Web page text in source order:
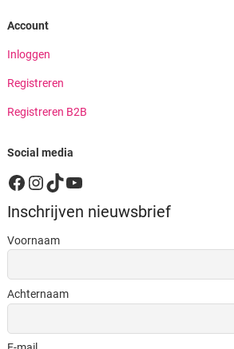
Account
Inloggen
Registreren
Registreren B2B
Social media
Facebook
Instagram
TikTok
YouTube
Inschrijven nieuwsbrief
Voornaam
Achternaam